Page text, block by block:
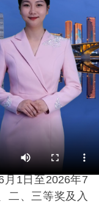
家体育总局主
届全国少数民族
省湘西土家族苗
1日至2026年7
二、三等奖及入